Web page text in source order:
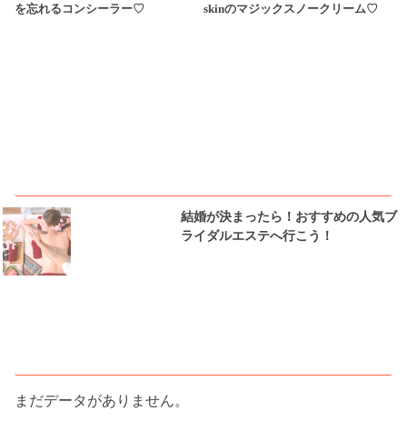
を忘れるコンシーラー♡
skinのマジックスノークリーム♡
結婚が決まったら！おすすめの人気ブ
ライダルエステへ行こう！
まだデータがありません。